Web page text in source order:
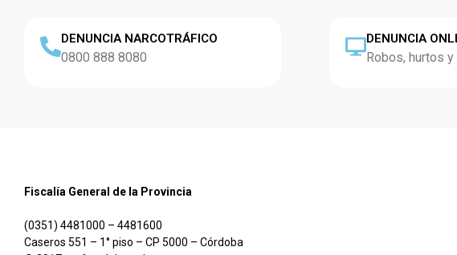
DENUNCIA NARCOTRÁFICO
0800 888 8080
DENUNCIA
Robos, hurtos
Fiscalía General de la Provincia
(0351) 4481000 – 4481600
Caseros 551 – 1° piso – CP 5000 – Córdoba